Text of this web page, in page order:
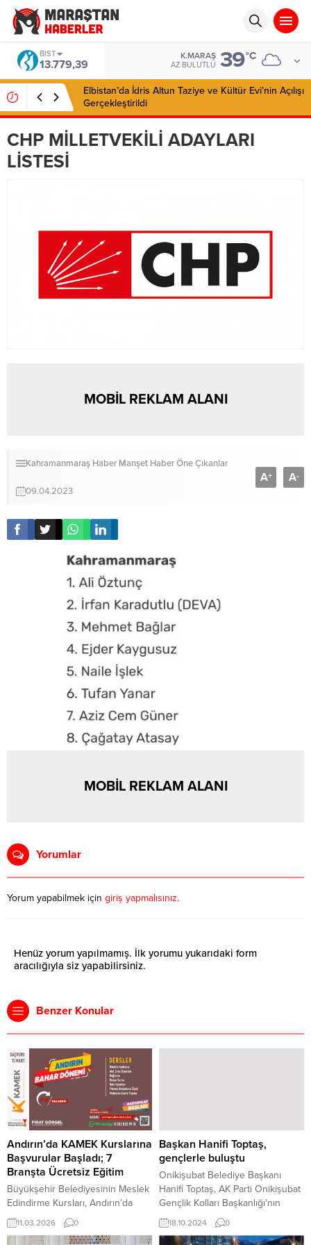
BIST
13.779,39
K.MARAŞ
AZ BULUTLU 39°C
Elbistan’da İdris Altun Taziye ve Kültür Evi’nin Açılışı
Gerçekleştirildi
CHP MİLLETVEKİLİ ADAYLARI
LİSTESİ
MOBİL REKLAM ALANI
Kahramanmaraş Haber Manşet HaberÖne Çıkanlar
09.04.2023
A+ A-
MOBİL REKLAM ALANI
Yorumlar
Yorum yapabilmek için giriş yapmalısınız.
Henüz yorum yapılmamış. İlk yorumu yukarıdaki form
aracılığıyla siz yapabilirsiniz.
Benzer Konular
Andırın’da KAMEK Kurslarına
Başvurular Başladı; 7
Branşta Ücretsiz Eğitim
Büyükşehir Belediyesinin Meslek
Edindirme Kursları, Andırın’da
çocuklar ve gençlerle buluşacak.
7 farklı branşta ücretsiz olarak
11.03.2026 0
Başkan Hanifi Toptaş,
gençlerle buluştu
Onikişubat Belediye Başkanı
Hanifi Toptaş, AK Parti Onikişubat
Gençlik Kolları Başkanlığı’nın
organize ettiği ‘Gençlerle Biz Bize
Buluşmaları’na katılarak gençlerle
18.10.2024 0